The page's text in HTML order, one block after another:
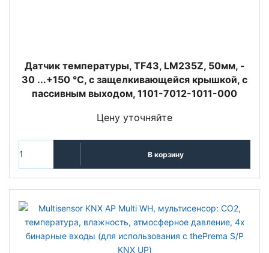
Датчик температуры, TF43, LM235Z, 50мм, -
30 ...+150 °C, с защелкивающейся крышкой, с
пассивным выходом, 1101-7012-1011-000
Цену уточняйте
В корзину